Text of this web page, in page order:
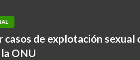
de explotación sexual
ONU
terroristas del estado